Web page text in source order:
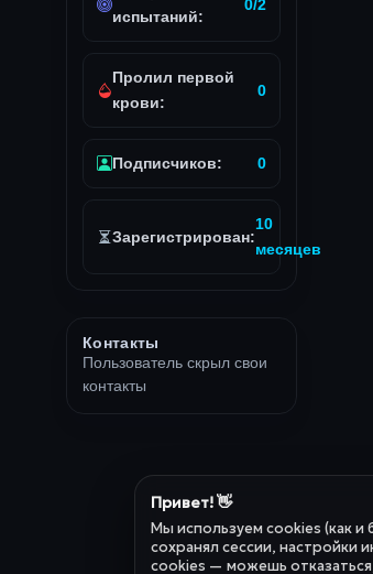
Привет! 👋
Мы используем cookies (как и
сохранял сессии, настройки
cookies — можешь
испытаний:
0/2
Пролил первой
крови:
0
Подписчиков: 0
Зарегистрирован:
10
месяцев
Контакты
Пользователь скрыл свои
контакты